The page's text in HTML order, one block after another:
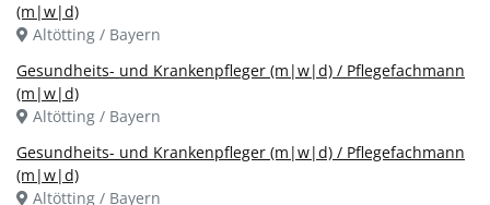
(m|w|d)
Altötting / Bayern
Gesundheits- und Krankenpfleger (m|w|d) / Pflegefachmann
(m|w|d)
Altötting / Bayern
Gesundheits- und Krankenpfleger (m|w|d) / Pflegefachmann
(m|w|d)
Altötting / Bayern